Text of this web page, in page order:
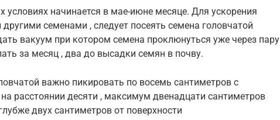
условиях начинается в мае-июне месяце. Для ускорения
семенами , следует посеять семена головчатой
вакуум при котором семена проклюнуться уже через пару
за месяц , два до высадки семян в почву.
важно пикировать по восемь сантиметров с
расстоянии десяти , максимум двенадцати сантиметров
двух сантиметров от поверхности